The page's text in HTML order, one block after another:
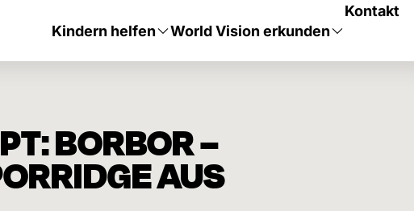
Kindern helfen World Vision erkunden
Kontakt
BORBOR –
AUS